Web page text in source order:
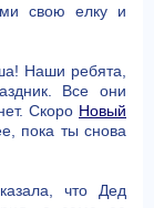
свою елку и
Наши ребята,
Все они
Скоро Новый
пока ты снова
что Дед